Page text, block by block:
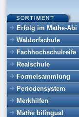
Erfolg im Mathe-Abi
Waldorfschule
Fachhochschulreife
Realschule
Formelsammlung
Periodensystem
Merkhilfen
Mathe bilingual